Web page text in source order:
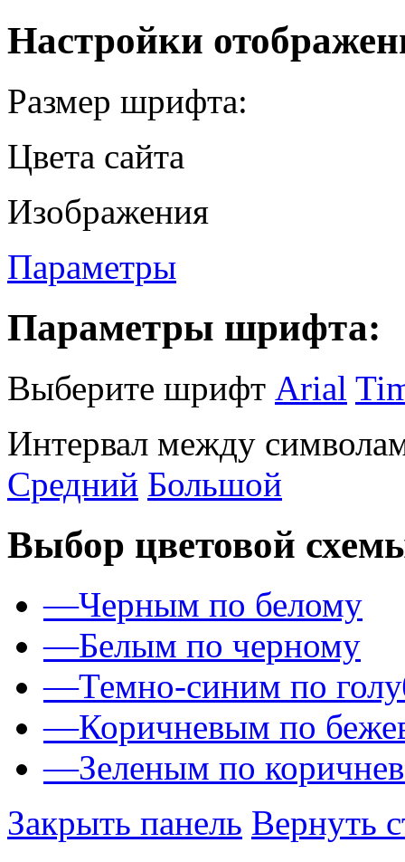
Настройки
Размер шрифта:
Цвета сайта
Изображения
Параметры
Параметры шрифта:
Выберите шрифт Arial
Интервал между
Средний Большой
Выбор цветовой
—Черным по белому
—Белым по черному
—Темно-синим по
—Коричневым по
—Зеленым по
Закрыть панель Вернуть